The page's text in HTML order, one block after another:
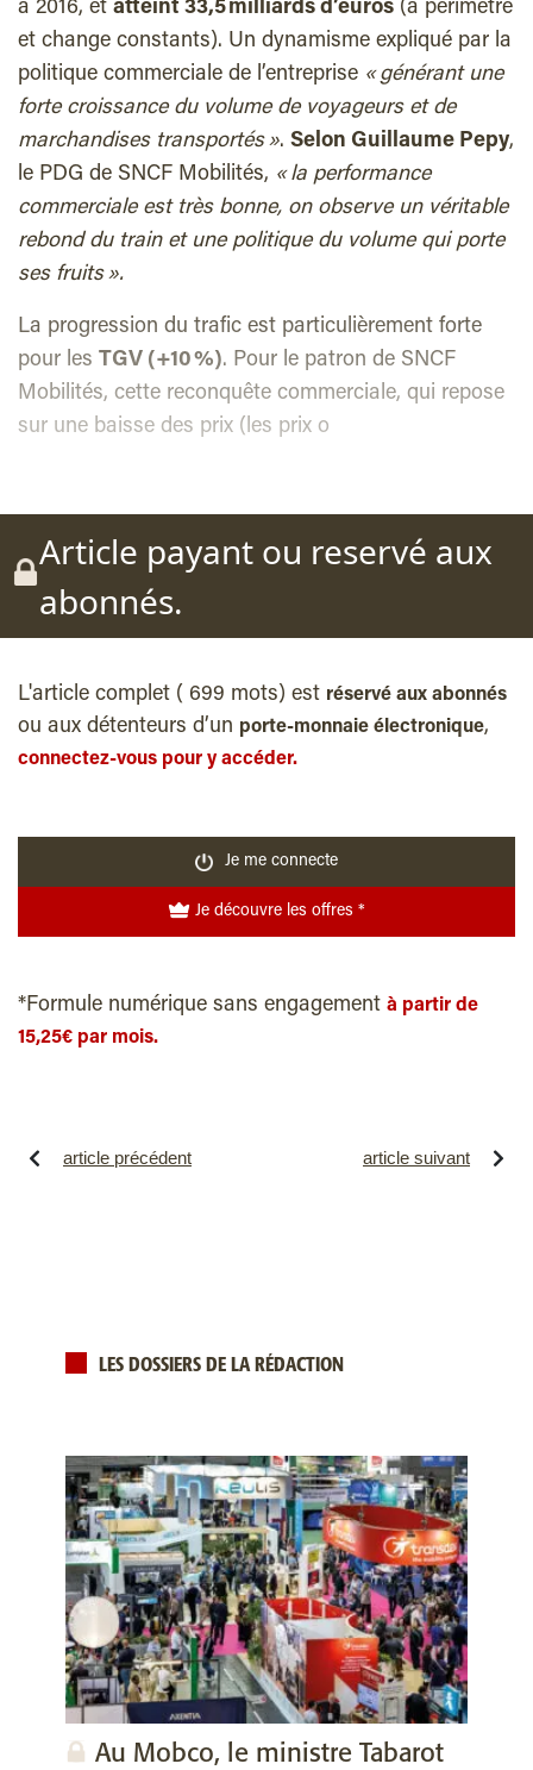
à 2016, et atteint 33,5 milliards d’euros (à périmètre
et change constants). Un dynamisme expliqué par la
politique commerciale de l’entreprise « générant une
forte croissance du volume de voyageurs et de
marchandises transportés ». Selon Guillaume Pepy,
le PDG de SNCF Mobilités, « la performance
commerciale est très bonne, on observe un véritable
rebond du train et une politique du volume qui porte
ses fruits ».
La progression du trafic est particulièrement forte
pour les TGV (+10 %). Pour le patron de SNCF
Mobilités, cette reconquête commerciale, qui repose
sur une baisse des prix (les prix o
Article payant ou reservé aux
abonnés.
L'article complet ( 699 mots) est réservé aux abonnés
ou aux détenteurs d’un porte-monnaie électronique,
connectez-vous pour y accéder.
Je me connecte
Je découvre les offres *
*Formule numérique sans engagement à partir de
15,25€ par mois.
article précédent article suivant
LES DOSSIERS DE LA RÉDACTION
Au Mobco, le ministre Tabarot